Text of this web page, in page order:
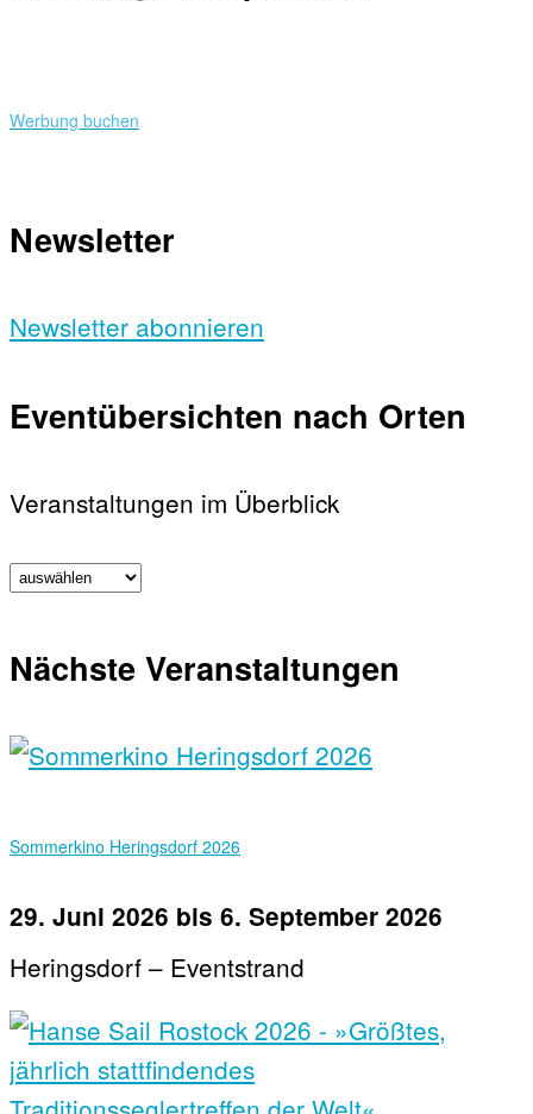
Werbung buchen
Newsletter
Newsletter abonnieren
Eventübersichten nach Orten
Veranstaltungen im Überblick
Nächste Veranstaltungen
Sommerkino Heringsdorf 2026
29. Juni 2026 bis 6. September 2026
Heringsdorf – Eventstrand